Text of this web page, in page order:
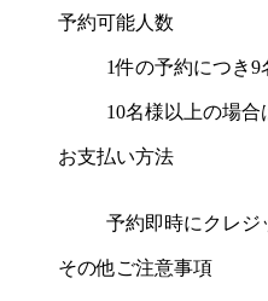
予約可能人数
1件の予約につき9
10名様以上の場合
お支払い方法
予約即時にクレジ
その他ご注意事項